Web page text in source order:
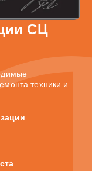
СЦ
техники и